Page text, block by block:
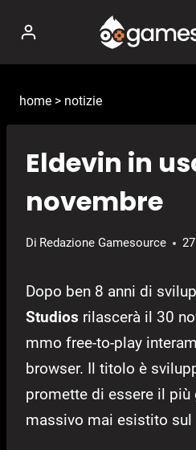
contenuto
home > notizie
Eldevin in
novembre
Di Redazione Gamesource
Dopo ben 8 anni di
Studios rilascerà il 30
mmo free-to-play
browser. Il titolo è
promette di essere il più
massivo mai esistito sul